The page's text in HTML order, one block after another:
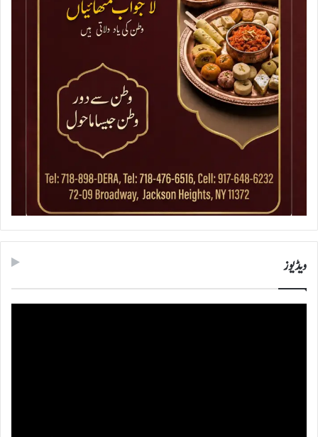
ویڈیوز